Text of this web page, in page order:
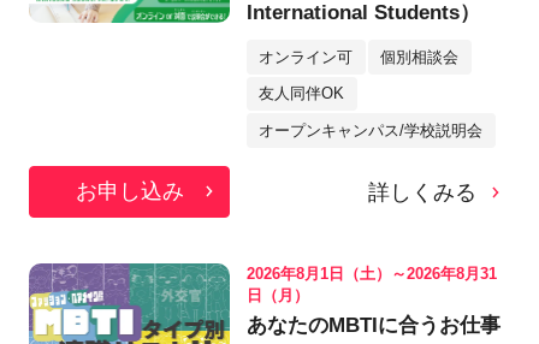
International Students）
オンライン可 個別相談会
友人同伴OK
オープンキャンパス/学校説明会
お申し込み 詳しくみる
2026年8月1日（土）～2026年8月31
日（月）
あなたのMBTIに合うお仕事